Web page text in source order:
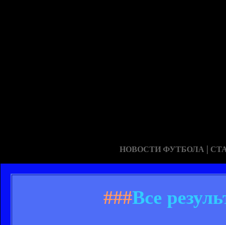
НОВОСТИ ФУТБОЛА |
###Все